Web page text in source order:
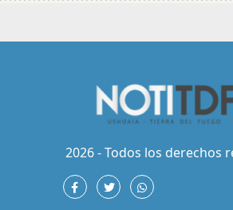
2026 - Todos los derechos